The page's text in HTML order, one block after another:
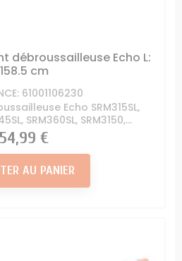
débroussailleuse Echo L:
158.5 cm
61001106230
Echo SRM315SL,
SRM360SL, SRM3150,...
Prix
54,99 €
AU PANIER